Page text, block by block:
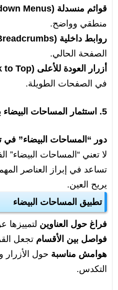
قوائم منسدلة (Dropdown Menus)
منطقي وواضح.
روابط داخلية (Breadcrumbs)
الصفحة الحالي.
أزرار العودة للأعلى (Back to Top)
في الصفحات الطويلة.
5. استثمار المساحات البيضاء بذكاء
دور “المساحات البيضاء” في
لا تعني “المساحات البيضاء”
تساعد في إبراز العناصر
يريح العين.
تطبيق المساحات البيضاء
فراغ حول العناوين لتمييزها
فواصل بين الأقسام تجعل
هوامش مناسبة حول الأزرار
التكدس.